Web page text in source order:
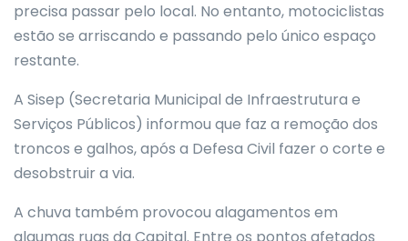
precisa passar pelo local. No entanto, motociclistas
estão se arriscando e passando pelo único espaço
restante.
A Sisep (Secretaria Municipal de Infraestrutura e
Serviços Públicos) informou que faz a remoção dos
troncos e galhos, após a Defesa Civil fazer o corte e
desobstruir a via.
A chuva também provocou alagamentos em